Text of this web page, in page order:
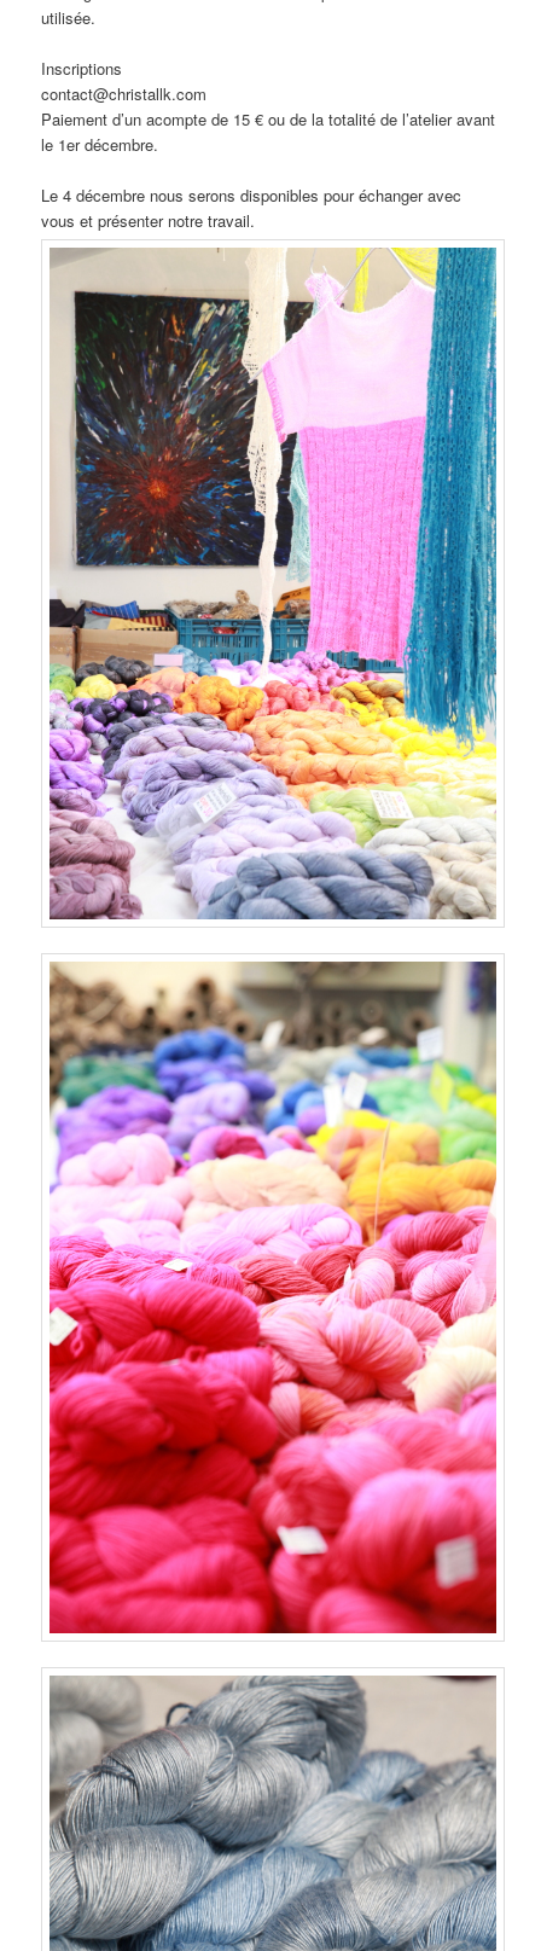
utilisée.
Inscriptions
contact@christallk.com
Paiement d’un acompte de 15 € ou de la totalité de l’atelier avant
le 1er décembre.
Le 4 décembre nous serons disponibles pour échanger avec
vous et présenter notre travail.